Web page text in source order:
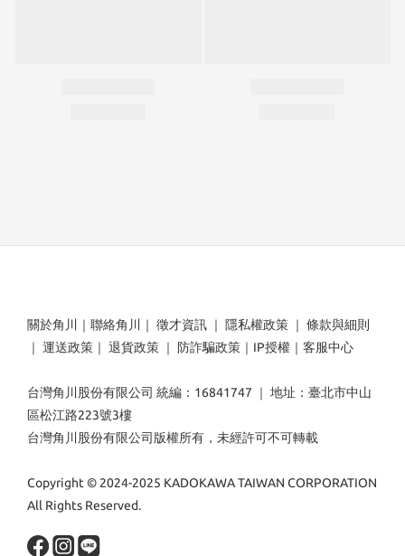
關於角川 ｜ 聯絡角川 ｜ 徵才資訊 ｜ 隱私權政策 ｜ 條款與細則
｜ 運送政策 ｜ 退貨政策 ｜ 防詐騙政策 ｜ IP授權 ｜ 客服中心
台灣角川股份有限公司 統編：16841747 ｜ 地址：臺北市中山
區松江路223號3樓
台灣角川股份有限公司版權所有，未經許可不可轉載
Copyright © 2024-2025 KADOKAWA TAIWAN CORPORATION
All Rights Reserved.